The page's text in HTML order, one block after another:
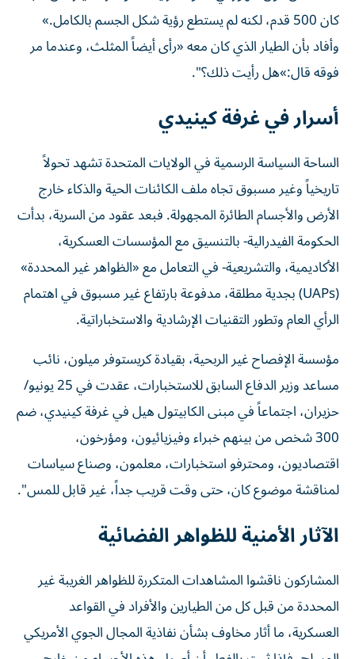
كان 500 قدم، لكنه لم يستطع رؤية شكل الجسم بالكامل.»
وأفاد بأن الطيار الذي كان معه «رأى أيضاً المثلث، وعندما مر
فوقه قال:»هل رأيت ذلك؟".
أسرار في غرفة كينيدي
الساحة السياسة الرسمية في الولايات المتحدة تشهد تحولاً
تاريخياً وغير مسبوق تجاه ملف الكائنات الحية والذكاء خارج
الأرض والأجسام الطائرة المجهولة. فبعد عقود من السرية، بدأت
الحكومة الفيدرالية- بالتنسيق مع المؤسسات العسكرية،
الأكاديمية، والتشريعية- في التعامل مع «الظواهر غير المحددة»
(UAPs) بجدية مطلقة، مدفوعة بارتفاع غير مسبوق في اهتمام
الرأي العام وتطور التقنيات الإرشادية والاستخباراتية.
مؤسسة الإفصاح غير الربحية، بقيادة كريستوفر ميلون، نائب
مساعد وزير الدفاع السابق للاستخبارات، عقدت في 25 يونيو/
حزيران، اجتماعاً في مبنى الكابيتول هيل في غرفة كينيدي، ضم
300 شخص من بينهم خبراء وفيزيائيون، ومؤرخون،
اقتصاديون، ومحترفو استخبارات، معلمون، وصناع سياسات
لمناقشة موضوع كان، حتى وقت قريب جداً، غير قابل للمس".
الآثار الأمنية للظواهر الفضائية
المشاركون ناقشوا المشاهدات المتكررة للظواهر الغريبة غير
المحددة من قبل كل من الطيارين والأفراد في القواعد
العسكرية، ما أثار مخاوف بشأن نفاذية المجال الجوي الأمريكي